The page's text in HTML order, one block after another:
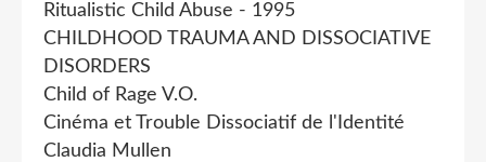
Ritualistic Child Abuse - 1995
CHILDHOOD TRAUMA AND DISSOCIATIVE
DISORDERS
Child of Rage V.O.
Cinéma et Trouble Dissociatif de l'Identité
Claudia Mullen